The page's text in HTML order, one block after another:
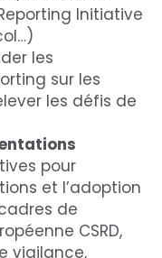
Initiative
les
sur les
les défis de
pour
et l’adoption
de
CSRD,
vigilance,